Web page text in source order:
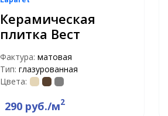
Керамическая
плитка Вест
Фактура: матовая
Тип: глазурованная
Цвета:
290 руб./м2